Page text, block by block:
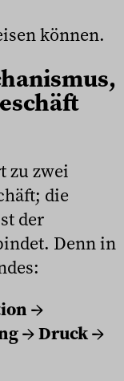
können.
zu zwei
die
der
Denn in
→
→ Druck →